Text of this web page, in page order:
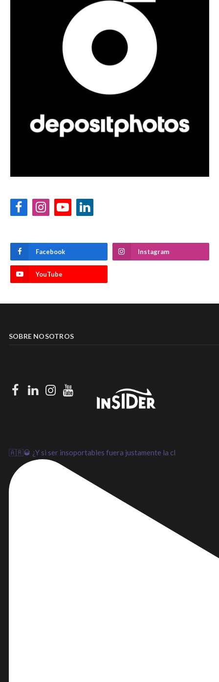
FacebookInstagramYouTubeLinkedIn
Facebook Instagram
YouTube
SOBRE NOSOTROS
Facebook
LinkedIn
Instagram
Youtube
🇦🇷🥃 ¿Y si ser insoportables fuera justamente la cl